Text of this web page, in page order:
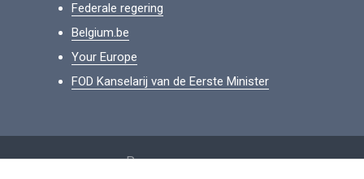
Federale regering
Belgium.be
Your Europe
FOD Kanselarij van de Eerste Minister
Persoonsgegevens